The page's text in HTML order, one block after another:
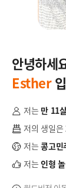
안녕하세
Esther
저는 만 11
저의 생일은
저는콩고민
저는인형